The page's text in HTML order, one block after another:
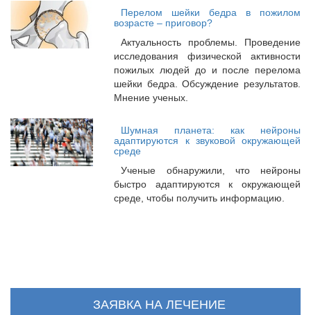
Перелом шейки бедра в пожилом
возрасте – приговор?
Актуальность проблемы. Проведение
исследования физической активности
пожилых людей до и после перелома
шейки бедра. Обсуждение результатов.
Мнение ученых.
Шумная планета: как нейроны
адаптируются к звуковой окружающей
среде
Ученые обнаружили, что нейроны
быстро адаптируются к окружающей
среде, чтобы получить информацию.
ЗАЯВКА НА ЛЕЧЕНИЕ